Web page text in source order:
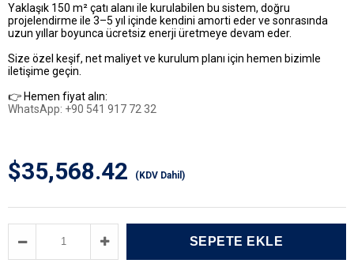
Yaklaşık 150 m² çatı alanı ile kurulabilen bu sistem, doğru
projelendirme ile 3–5 yıl içinde kendini amorti ederve sonrasında
uzun yıllar boyunca ücretsiz enerji üretmeye devam eder.
Size özel keşif, net maliyet ve kurulum planı için hemen bizimle
iletişime geçin.
👉 Hemen fiyat alın:
WhatsApp: +90 541 917 72 32
$35,568.42 (KDV Dahil)